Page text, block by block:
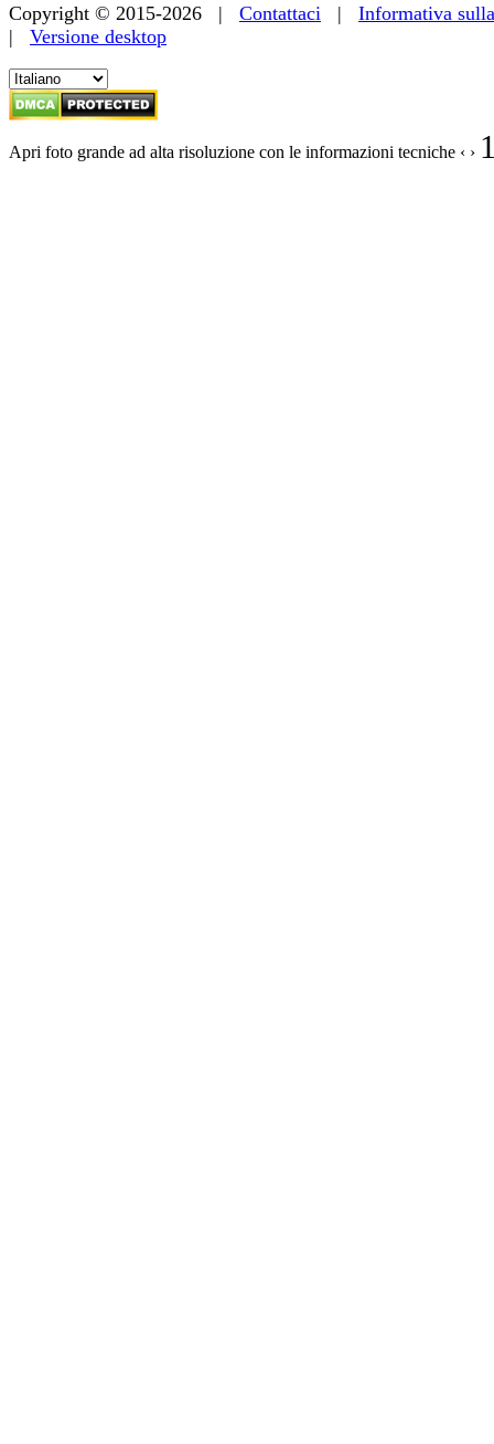
Copyright © 2015-2026 | Contattaci | Informativa
| Versione desktop
Apri foto grande ad alta risoluzione con le informazioni tecniche ‹ ›